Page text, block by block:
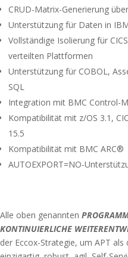
CRUD-Matrix-Generierung
Unterstützung für Daten in
Vollständige Isolierung für
verteilten Plattformen
Unterstützung für COBOL,
SQL
Integration mit BMC Control-
Kompatibilität mit z/OS 3.1,
15.5
Kompatibilität mit BMC ARC®
AUTOEXPORT=NO-
Alle oben genannten
KONTINUIERLICHE
der Eccox-Strategie, um APT